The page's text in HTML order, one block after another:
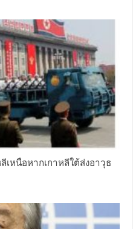
หนือหากเกาหลีใต้ส่งอาวุธ